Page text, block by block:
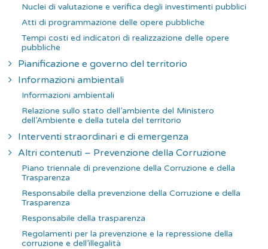
Nuclei di valutazione e verifica degli investimenti pubblici
Atti di programmazione delle opere pubbliche
Tempi costi ed indicatori di realizzazione delle opere
pubbliche
Pianificazione e governo del territorio
Informazioni ambientali
Informazioni ambientali
Relazione sullo stato dell’ambiente del Ministero
dell’Ambiente e della tutela del territorio
Interventi straordinari e di emergenza
Altri contenuti – Prevenzione della Corruzione
Piano triennale di prevenzione della Corruzione e della
Trasparenza
Responsabile della prevenzione della Corruzione e della
Trasparenza
Responsabile della trasparenza
Regolamenti per la prevenzione e la repressione della
corruzione e dell’illegalità